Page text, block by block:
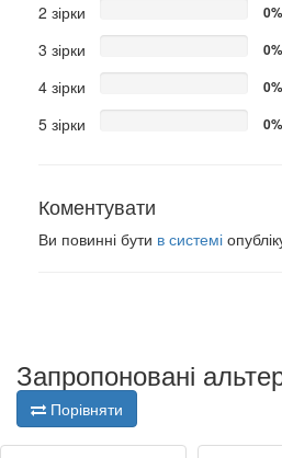
2 зірки 0%
3 зірки 0%
4 зірки 0%
5 зірки 0%
Коментувати
Ви повинні бути в системі
Запропоновані
Порівняти